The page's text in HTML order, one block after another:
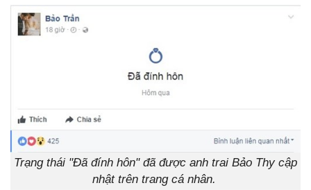
Trạng thái "Đã đính hôn" đã được anh trai Bảo Thy cập
nhật trên trang cá nhân.